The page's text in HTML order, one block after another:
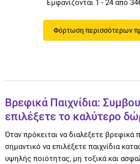
Εμφανίζονται 1 - 24 από
Φόρτωση περισσότερων
Βρεφικά Παιχνίδια:
επιλέξετε το καλύτερο
Όταν πρόκειται να διαλέξετε βρεφικά
σημαντικό να επιλέξετε παιχνίδια
υψηλής ποιότητας, μη τοξικά και